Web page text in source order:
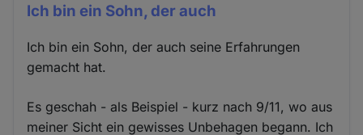
Ich bin ein Sohn, der auch
Ich bin ein Sohn, der auch seine Erfahrungen
gemacht hat.
Es geschah - als Beispiel - kurz nach 9/11, wo aus
meiner Sicht ein gewisses Unbehagen begann. Ich